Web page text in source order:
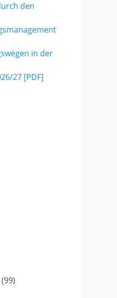
den
in der
27 [PDF]
(99)